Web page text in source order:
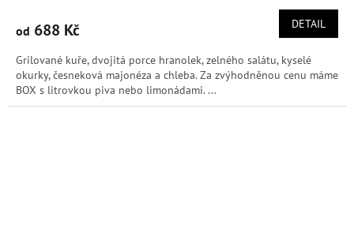
od 688 Kč DETAIL
Grilované kuře, dvojitá porce hranolek, zelného salátu, kyselé
okurky, česneková majonéza a chleba. Za zvýhodněnou cenu máme
BOX s litrovkou piva nebo limonádami. ...